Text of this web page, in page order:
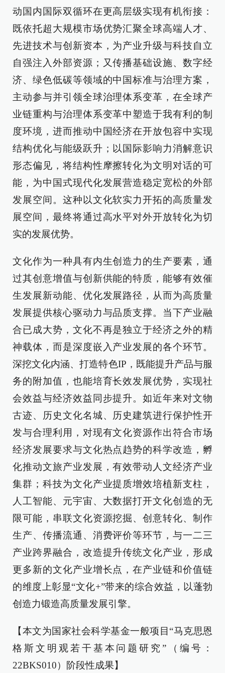
动国内国际双循环在更高层级实现有机衔接：
既依托超大规模市场优势汇聚全球高端人才、
先进技术与创新资本，为产业升级与科技自立
自强注入外部资源；又传播基础设施、数字经
济、绿色低碳等领域的中国标准与治理方案，
主动参与并引领全球治理体系变革，在全球产
业链重构与治理体系变革中塑造于我有利的制
度环境，进而推动中国经济在开放包容中实现
结构优化与能级跃升；以国际影响力消解意识
形态偏见，将结构性摩擦转化为文明对话的可
能，为中国式现代化发展营造稳定宽松的外部
发展空间。这种以文化软实力开拓的高质量发
展空间，最终将通过高水平对外开放转化为切
实的发展优势。
文化作为一种具有内生创造力的生产要素，通
过其创意增值与创新供能的特质，能够有效催
生发展新动能、优化发展路径，从而为高质量
发展提供核心驱动力与品质支撑。当下产业融
合已成大势，文化不再是独立于经济之外的精
神载体，而是深度嵌入产业发展的各个环节。
深挖文化内涵、打造特色IP，既能提升产品与服
务的附加值，也能培育长效发展优势，实现社
会效益与经济效益同步提升。如近年来对文物
古迹、历史文化名城、历史建筑进行保护性开
发与合理利用，对现有文化资源作出符合市场
经济发展要求与文化热点趋势的科学改造，孵
化推动文旅产业发展，有效带动人文经济产业
集群；科技为文化产业提质增效培植新支柱，
人工智能、元宇宙、大数据打开文化创造的无
限可能，串联文化资源挖掘、创意转化、制作
生产、传播流通、消费评价等环节，与一二三
产业跨界融合，改造提升传统文化产业，形成
更多新的文化产业增长点，在产业链和价值链
的维度上彰显“文化+”带来的综合效益，以蓬勃
创造力锻造高质量发展引擎。
【本文为国家社会科学基金一般项目“马克思恩
格斯文明观若干基本问题研究”（编号：
22BKS010）阶段性成果】